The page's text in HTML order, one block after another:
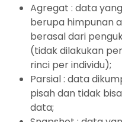
Agregat : data
berupa himpunan
berasal dari
(tidak dilakukan
rinci per individu);
Parsial : data
pisah dan tidak
data;